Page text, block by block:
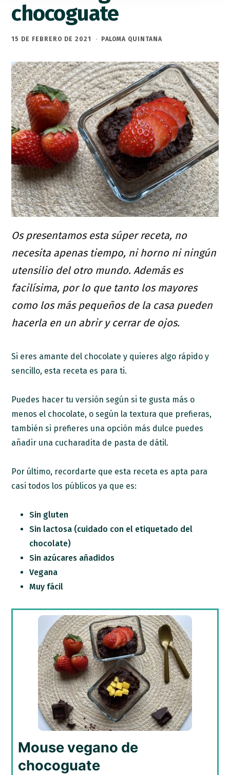
chocoguate
15 DE FEBRERO DE 2021 · PALOMA QUINTANA
Os presentamos esta súper receta, no
necesita apenas tiempo, ni horno ni ningún
utensilio del otro mundo. Además es
facilísima, por lo que tanto los mayores
como los más pequeños de la casa pueden
hacerla en un abrir y cerrar de ojos.
Si eres amante del chocolate y quieres algo rápido y
sencillo, esta receta es para ti.
Puedes hacer tu versión según si te gusta más o
menos el chocolate, o según la textura que prefieras,
también si prefieres una opción más dulce puedes
añadir una cucharadita de pasta de dátil.
Por último, recordarte que esta receta es apta para
casi todos los públicos ya que es:
Sin gluten
Sin lactosa (cuidado con el etiquetado del
chocolate)
Sin azúcares añadidos
Vegana
Muy fácil
Mouse vegano de
chocoguate